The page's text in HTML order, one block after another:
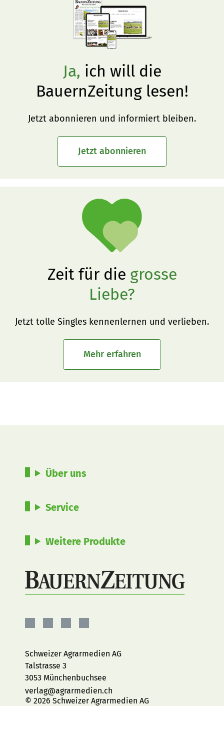
Ja, ich will die
BauernZeitung lesen!
Jetzt abonnieren und informiert bleiben.
Jetzt abonnieren
Zeit für die grosse
Liebe?
Jetzt tolle Singles kennenlernen und verlieben.
Mehr erfahren
Über uns
Service
Weitere Produkte
Facebook
Instagram
YouTubeLinkedIn
Schweizer Agrarmedien AG
Talstrasse 3
3053 Münchenbuchsee
verlag@agrarmedien.ch
© 2026 Schweizer Agrarmedien AG